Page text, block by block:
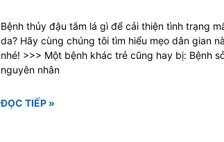
Bệnh thủy đậu tắm lá gì để cải thiện tình trạng
da? Hãy cùng chúng tôi tìm hiểu mẹo dân gian
nhé! >>> Một bệnh khác trẻ cũng hay bị: Bệnh
nguyên nhân
ĐỌC TIẾP »